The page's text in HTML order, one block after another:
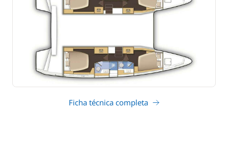
Ficha técnica completa